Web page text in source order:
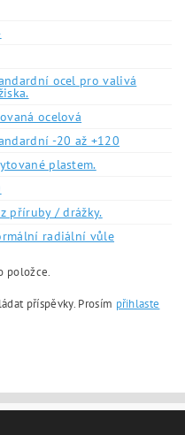
ocel pro valivá
ocelová
-20 až +120
plastem.
příruby / drážky.
radiální vůle
položce.
příspěvky. Prosím přihlaste